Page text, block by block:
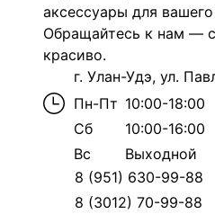
аксессуары для
Обращайтесь к нам —
красиво.
г. Улан-Удэ, ул.
Пн-Пт 10:00-18:00
Сб
10:00-16:00
Вс
Выходной
8 (951) 630-99-88
8 (3012) 70-99-88